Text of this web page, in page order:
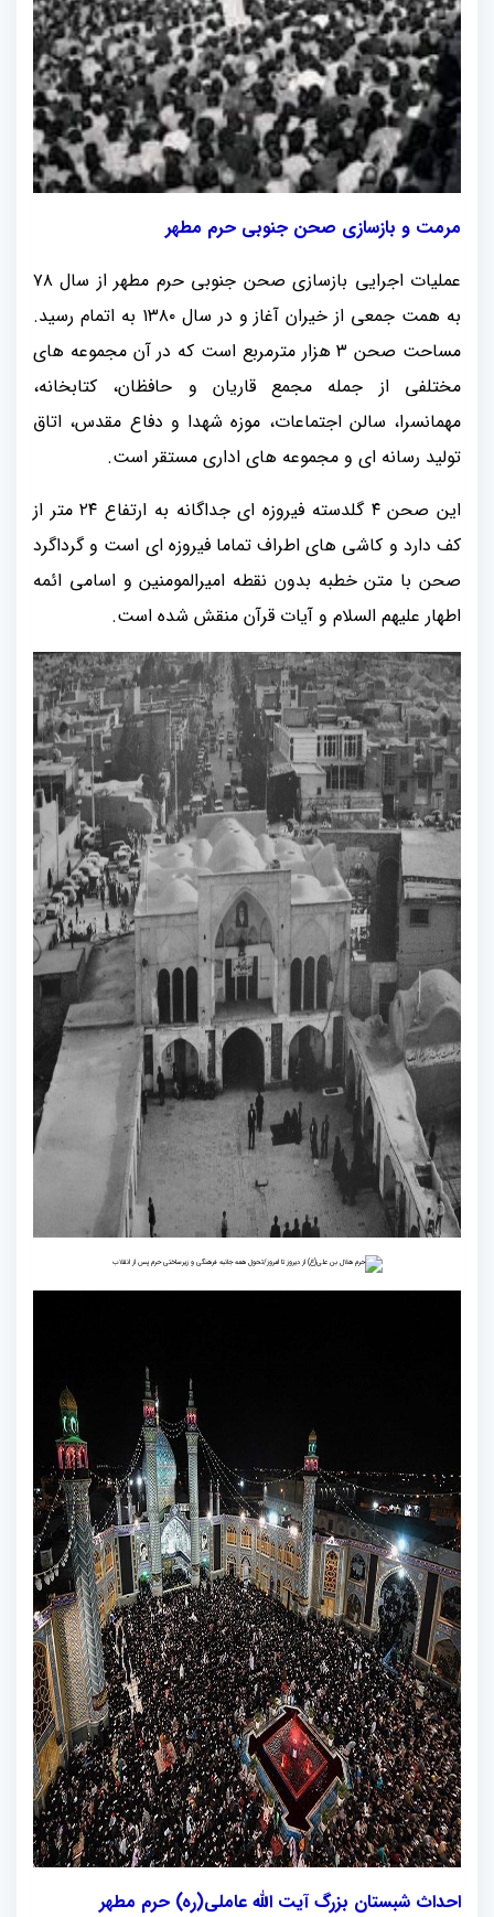
مرمت و بازسازی صحن جنوبی حرم مطهر
عملیات اجرایی بازسازی صحن جنوبی حرم مطهر از سال ۷۸
به همت جمعی از خیران آغاز و در سال ۱۳۸۰ به اتمام رسید.
مساحت صحن ۳ هزار مترمربع است که در آن مجموعه های
مختلفی از جمله مجمع قاریان و حافظان، کتابخانه،
مهمانسرا، سالن اجتماعات، موزه شهدا و دفاع مقدس، اتاق
تولید رسانه ای و مجموعه های اداری مستقر است.
این صحن ۴ گلدسته فیروزه ای جداگانه به ارتفاع ۲۴ متر از
کف دارد و کاشی های اطراف تماما فیروزه ای است و گرداگرد
صحن با متن خطبه بدون نقطه امیرالمومنین و اسامی ائمه
اطهار علیهم السلام و آیات قرآن منقش شده است.
احداث شبستان بزرگ آیت الله عاملی(ره) حرم مطهر